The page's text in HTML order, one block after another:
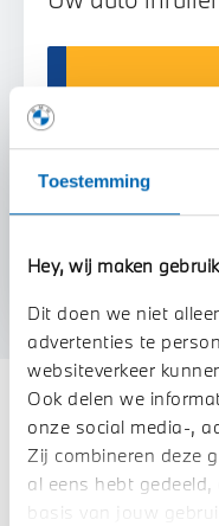
Toestemming
Hey, wij maken
Dit doen we niet
advertenties te
websiteverkeer
Ook delen we
onze social media-,
Zij combineren deze
al eens hebt
basis van jouw
Voorstel
Deze zijn
Verbouwingsupgrade